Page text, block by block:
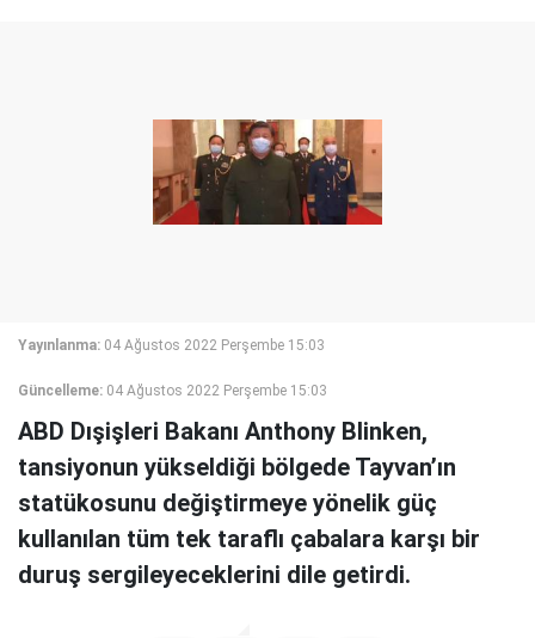
Yayınlanma: 04 Ağustos 2022 Perşembe 15:03
Güncelleme: 04 Ağustos 2022 Perşembe 15:03
ABD Dışişleri Bakanı Anthony Blinken,
tansiyonun yükseldiği bölgede Tayvan’ın
statükosunu değiştirmeye yönelik güç
kullanılan tüm tek taraflı çabalara karşı bir
duruş sergileyeceklerini dile getirdi.